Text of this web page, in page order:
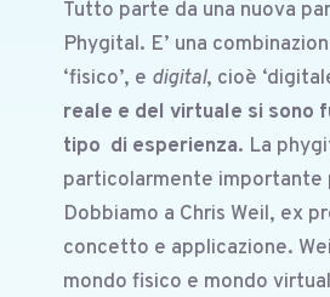
Tutto parte da una nuova
Phygital. E’ una
‘fisico’, e digital, cioè
reale e del virtuale si sono
tipo di esperienza. La
particolarmente importante
Dobbiamo a Chris Weil, ex
concetto e applicazione.
mondo fisico e mondo